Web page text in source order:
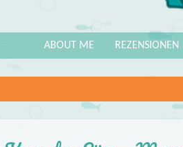
REZENSIONEN
ABOUT ME